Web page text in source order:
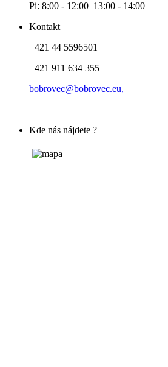
Pi: 8:00 - 12:00 13:00 - 14:00
Kontakt
+421 44 5596501
+421 911 634 355
bobrovec@bobrovec.eu,
Kde nás nájdete ?